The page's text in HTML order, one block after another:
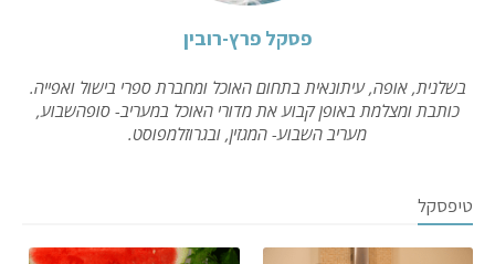
פסקל פרץ-רובין
בשלנית, אופה, עיתונאית בתחום האוכל ומחברת ספרי בישול ואפייה.
כותבת ומצלמת באופן קבוע את מדורי האוכל במעריב- סופהשבוע,
מעריב השבוע- המגזין, ובגרוזלמפוסט.
טיפסקל